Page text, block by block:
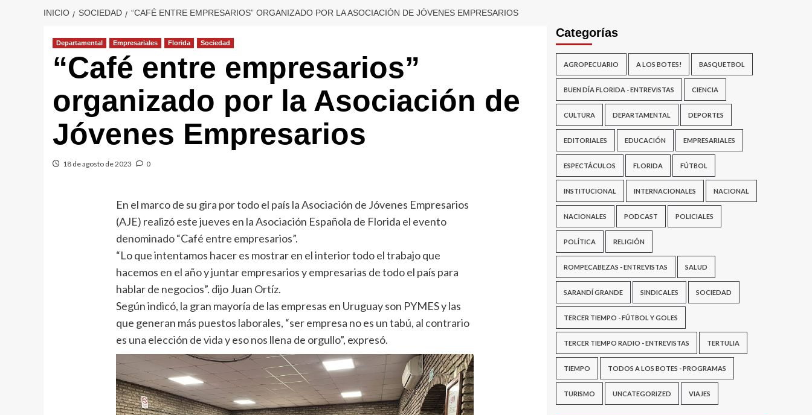
INICIO SOCIEDAD “CAFÉ ENTRE EMPRESARIOS” ORGANIZADO POR LA ASOCIACIÓN DE JÓVENES EMPRESARIOS
Departamental Empresariales Florida Sociedad
“Café entre empresarios”
organizado por la Asociación de
Jóvenes Empresarios
18 de agosto de 2023 0
En el marco de su gira por todo el país la Asociación de Jóvenes Empresarios
(AJE) realizó este jueves en la Asociación Española de Florida el evento
denominado “Café entre empresarios”.
“Lo que intentamos hacer es mostrar en el interior todo el trabajo que
hacemos en el año y juntar empresarios y empresarias de todo el país para
hablar de negocios”. dijo Juan Ortíz.
Según indicó, la gran mayoría de las empresas en Uruguay son PYMES y las
que generan más puestos laborales, “ser empresa no es un tabú, al contrario
es una elección de vida y eso nos llena de orgullo”, expresó.
Categorías
AGROPECUARIO A LOS BOTES! BASQUETBOL
BUEN DÍA FLORIDA - ENTREVISTAS CIENCIA
CULTURA DEPARTAMENTAL DEPORTES
EDITORIALES EDUCACIÓN EMPRESARIALES
ESPECTÁCULOS FLORIDA FÚTBOL
INSTITUCIONAL INTERNACIONALES NACIONAL
NACIONALES PODCAST POLICIALES
POLÍTICA RELIGIÓN
ROMPECABEZAS - ENTREVISTAS SALUD
SARANDÍ GRANDE SINDICALES SOCIEDAD
TERCER TIEMPO - FÚTBOL Y GOLES
TERCER TIEMPO RADIO - ENTREVISTAS TERTULIA
TIEMPO TODOS A LOS BOTES - PROGRAMAS
TURISMO UNCATEGORIZED VIAJES